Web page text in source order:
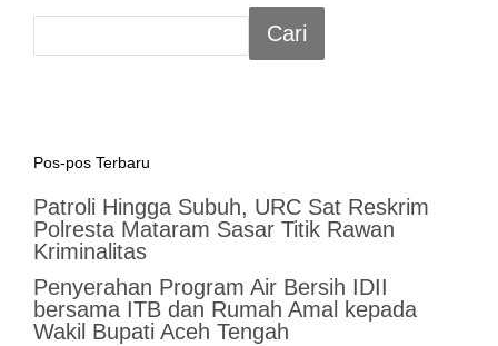
Cari
Pos-pos Terbaru
Patroli Hingga Subuh, URC Sat Reskrim
Polresta Mataram Sasar Titik Rawan
Kriminalitas
Penyerahan Program Air Bersih IDII
bersama ITB dan Rumah Amal kepada
Wakil Bupati Aceh Tengah